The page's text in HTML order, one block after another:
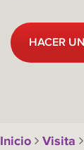
HACER
Inicio Visita